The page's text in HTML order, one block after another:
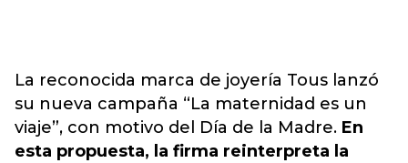
La reconocida marca de joyería Tous lanzó
su nueva campaña “La maternidad es un
viaje”, con motivo del Día de la Madre. En
esta propuesta, la firma reinterpreta la